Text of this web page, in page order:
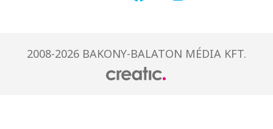
2008-2026 BAKONY-BALATON MÉDIA KFT.